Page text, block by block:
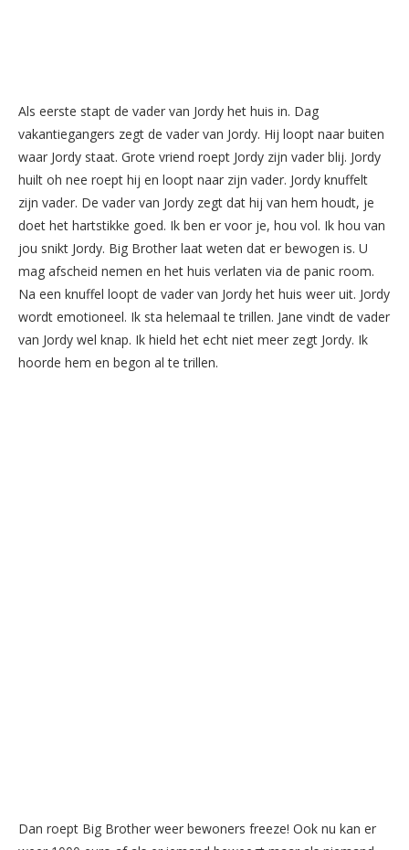
Als eerste stapt de vader van Jordy het huis in. Dag
vakantiegangers zegt de vader van Jordy. Hij loopt naar buiten
waar Jordy staat. Grote vriend roept Jordy zijn vader blij. Jordy
huilt oh nee roept hij en loopt naar zijn vader. Jordy knuffelt
zijn vader. De vader van Jordy zegt dat hij van hem houdt, je
doet het hartstikke goed. Ik ben er voor je, hou vol. Ik hou van
jou snikt Jordy. Big Brother laat weten dat er bewogen is. U
mag afscheid nemen en het huis verlaten via de panic room.
Na een knuffel loopt de vader van Jordy het huis weer uit. Jordy
wordt emotioneel. Ik sta helemaal te trillen. Jane vindt de vader
van Jordy wel knap. Ik hield het echt niet meer zegt Jordy. Ik
hoorde hem en begon al te trillen.
Dan roept Big Brother weer bewoners freeze! Ook nu kan er